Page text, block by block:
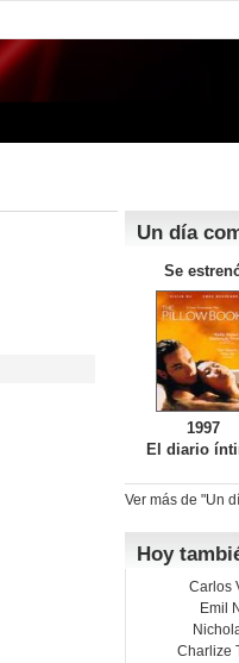
Un día
Se
1997
El diario
Ver más de "Un
Hoy
Carlos
Emil
Charlize